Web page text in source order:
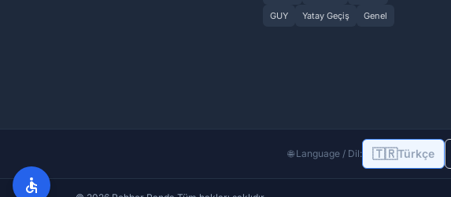
GUY
Yatay Geçiş Genel
🌐 Language / Dil: 🇹🇷Türkçe